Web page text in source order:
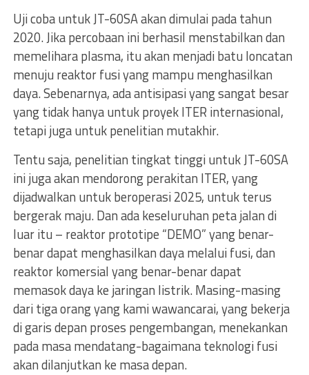
Uji coba untuk JT-60SA akan dimulai pada tahun
2020. Jika percobaan ini berhasil menstabilkan dan
memelihara plasma, itu akan menjadi batu loncatan
menuju reaktor fusi yang mampu menghasilkan
daya. Sebenarnya, ada antisipasi yang sangat besar
yang tidak hanya untuk proyek ITER internasional,
tetapi juga untuk penelitian mutakhir.
Tentu saja, penelitian tingkat tinggi untuk JT-60SA
ini juga akan mendorong perakitan ITER, yang
dijadwalkan untuk beroperasi 2025, untuk terus
bergerak maju. Dan ada keseluruhan peta jalan di
luar itu – reaktor prototipe “DEMO” yang benar-
benar dapat menghasilkan daya melalui fusi, dan
reaktor komersial yang benar-benar dapat
memasok daya ke jaringan listrik. Masing-masing
dari tiga orang yang kami wawancarai, yang bekerja
di garis depan proses pengembangan, menekankan
pada masa mendatang-bagaimana teknologi fusi
akan dilanjutkan ke masa depan.